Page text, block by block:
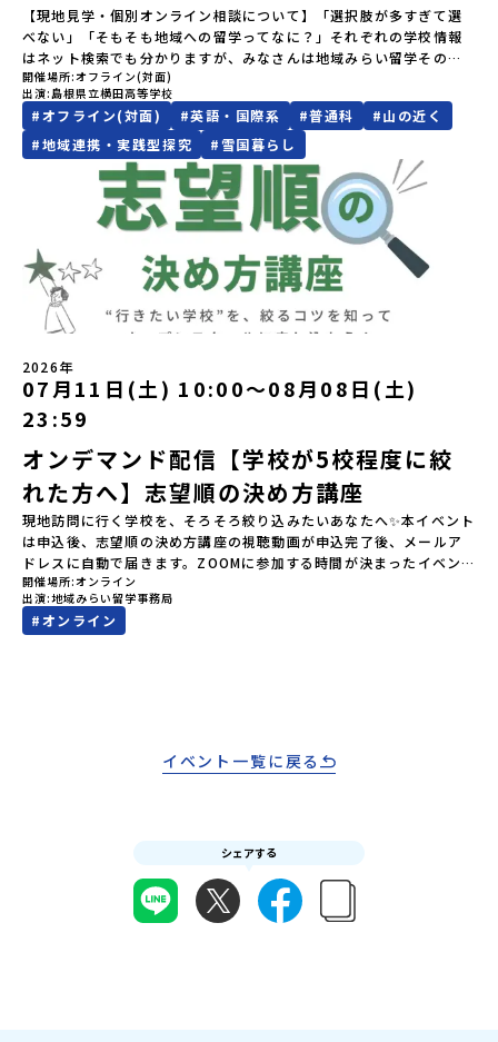
さい♪地域みらい留学公式LINE
込みに関する各規約」への同意が必須となります。ご確認くださ
い。・抽選による参加者決定についてお申込みいただいた方の中か
ら抽選の上、締め切り日から1週間を目途に、お申し込み時に記入い
ただいたメールアドレス宛に「当選／落選メール」をお送りいたし
ます。当選者は、メールに記載された「当選確認フォーム」に３日
以内に回答いただき、確認フォームの提出をもって参加確定とさせ
ていただきます。当選確認フォームの期日までにご回答いただけな
い場合は、当選を取り消しとさせていただきます。当選取り消しが
あった場合は、繰り上げ当選者へご連絡させていただきます。登録
メールアドレスの変更をご希望の場合は下記の地域みらい留学公式
LINEよりご連絡をお願いします。※受信制限設定をしていると、通
知メールをお受け取りいただけません。その場合は、
「@miratabi.jp」からのメールを受信できるよう設定をお願いいた
します。※結果に関する個別のお問合せにはお答えしておりません
ので、ご了承ください。・お申し込みについてお申込はお一人様1回
変更はできません。お申込時は、メールアドレスの入力間違いにご
注意ください。・宿泊について１室に複数(同性2～4名程度)で宿泊
いただく予定です。・食事アレルギー対応について個別の詳細なア
レルギー対応希望にはお応えしかねる場合がございます。対応が必
要な場合は必ず事前にご相談ください。・参加取消や急遽参加でき
なくなった場合について参加決定後の参加お取り消しはご遠慮下さ
い。やむを得ないお取り消しの場合はお早めに事務局までご連絡く
ださい。・キャンセルポリシーやむを得ない参加お取り消しの場
合、以下のルールに沿って対応させていただきます。ご了承くださ
い。プログラム開催日の前日＜8月2日＞から、【キャンセルのご連
絡日：お支払いいただく旅行代金】・21日目にあたる日以前：無
料・20日目-8日目：20％・7日目-2日目：30％・プログラム開始日
の前日：40％・プログラム開始日当日：50％・ご連絡無しでの不参
加またはプログラム開始後の解除：100％・催行中止について天候な
ム主催：一般財団法人地域・教育魅力化プラットフォーム＞「意志
徒一人ひとりの夢や価値観に合った地域・学校で1〜3年間過ごすこ
や地域活性モデルをつくり続けています。名 称：一般財団法人地
域・教育魅力化プラットフォーム設 立：2017年3月代表者：岩本
プアップ説明会プログラムの内容を詳しく知りたい方や、お申し込
みを迷われている方向けにZoomでのオンライン配信を行います。
知りたい情報のレベルに合わせて、以下の2つのステップをご活用く
ださい。【STEP 1】全体オンライン説明会（アーカイブ動画を公開
中！）〜まずは「おためし地域留学」を知りたい方へ〜日本全国20
以上の地域から選んで参加できる「おためし地域留学」の全体像や
魅力について、説明会を開催しました。中学生一人での参加にあた
り、保護者様が特に気になる「安全面」や「事務局のサポート体
制」についても詳しく解説しています。ぜひ、ご自宅からお気軽に
ご視聴ください。🎬 [アーカイブ動画を視聴する]YouTube：
https://youtu.be/Yt8nd04aNgA?si=e5erbspvwz5O8_uF
【STEP 2】プログラム説明会〜「標津町」の内容をもっと知りした
い方へ〜全体説明を聞いたうえで、「プログラムで何をするの？」
「どんなまちなの？」という疑問にお答えする詳細配信です。2泊3
日のプログラムの中身をお伝えします。日時：6月10日(水) 19：
00〜20：00内容：どんなところ？プログラム詳細解説、質疑応答紹
平市/愛媛県鬼北町＊4つの地域のプログラムを1時間でぎゅっとお届
けします。お申し込み：https://c-mirai.jp/events/064069お気
軽にどうぞ！「はじめての一人旅だけど大丈夫？」「どんな体験が
できるの？」そんな保護者様の不安や、中学生のみなさんの素朴な
疑問にスタッフが直接お答えします。チャットでの質問も可能です
ので、ぜひご自宅からリラックスしてご参加ください。▼お申し込
み前に必ずご確認ください・参加規約への同意プログラムへの参加
申し込みいただく前に、「お申し込みに関する各規約」への同意が
必須となります。ご確認ください。・抽選による参加者決定につい
てお申込みいただいた方の中から抽選の上、締め切り日から1週間を
目途に、お申し込み時に記入いただいたメールアドレス宛に「当選
／落選メール」をお送りいたします。当選者は、メールに記載され
た「当選確認フォーム」に３日以内に回答いただき、確認フォーム
ん。その場合は、「@miratabi.jp」からのメールを受信できるよう
さい。申込後の内容変更はできません。お申込時は、メールアドレ
スの入力間違いにご注意ください。・宿泊について１室に複数(同性
2～4名程度)で宿泊いただく予定です。・食事アレルギー対応につい
て個別の詳細なアレルギー対応希望にはお応えしかねる場合がござ
加できませんのでご了承ください。なお、宮城県内から本校を受験
したい場合は南三陸高校にご連絡ください。℡０２２６－４６－３
６４３
【現地見学・個別オンライン相談について】「選択肢が多すぎて選
べない」「そもそも地域への留学ってなに？」それぞれの学校情報
はネット検索でも分かりますが、みなさんは地域みらい留学そのも
のをイメージできていますか？地域みらい留学がスタートする前か
ら県外生を積極的に受け入れてきた横田高校。本校では、これまで
100名以上（毎年10名程度）の「みらい留学生」を受け入れてきま
した。そんな全国トップクラスの受け入れ実績校へ気軽に「今の気
持ち」を話してみませんか？横田高校は、（本校への進学希望でな
くても）みなさんの地域みらい留学をサポートします！～個別相談
の流れ～①「横田高校に相談」←こちらをクリック②質問事項をチ
ェックして送信！③横田高校から返信メール（質問回答）が届く。
④日程を相談のうえ、オンライン相談や現地見学を実施。※本校へ
の進学希望者ではなくても、「県外進学」「寮生活」などの情報提
供も可能です。情報収集の一環としてご活用ください！
開催場所 オフライン(対面)
出演 島根県立横田高等学校
#オフライン(対面) #英語・国際系 #普通科 #山の近く
#地域連携・実践型探究 #雪国暮らし
2026年
07月11日(土) 10:00〜08月08日(土)
23:59
オンデマンド配信【学校が5校程度に絞
れた方へ】志望順の決め方講座
現地訪問に行く学校を、そろそろ絞り込みたいあなたへ✨本イベント
は申込後、志望順の決め方講座の視聴動画が申込完了後、メールア
ドレスに自動で届きます。ZOOMに参加する時間が決まったイベン
トではなく、皆様ご自身でメールに届く動画を視聴していただく配
信企画になります。】配信期間7月11日(土)10:00～7月29日
(水)23:59気になる学校はいくつか出てきた。でも…「どの学校を第
順を整理しておくことで、現地訪問がぐっと意味のあるものになり
ます。この配信は、今まさにそのタイミングを迎えている方に向け
み方・参加時の確認ポイントがわかる。 夏に向けて、いつまでに何
をすればいいかのスケジュール感がわかる。👪こんな方におすすめ
現地訪問したい学校の候補はあるが、優先順位が決められていない
オープンスクールの申し込み方や、何を見てくればいいかわからな
開催場所 オンライン
出演 地域みらい留学事務局
#オンライン
イベント一覧に戻る
シェアする